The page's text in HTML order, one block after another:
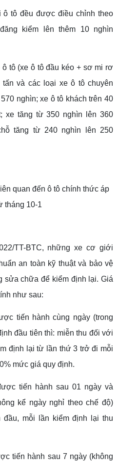
tô đều được điều chỉnh theo
kiểm lên thêm 10 nghìn
tô (xe ô tô đầu kéo + sơ mi rơ
tấn và các loại xe ô tô chuyên
nghìn; xe ô tô khách trên 40
xe tăng từ 350 nghìn lên 360
tăng từ 240 nghìn lên 250
TT-BTC, những xe cơ giới
an toàn kỹ thuật và bảo vệ
sửa chữa để kiểm định lại. Giá
như sau:
tiến hành cùng ngày (trong
đầu tiên thì: miễn thu đối với
định lại từ lần thứ 3 trở đi mỗi
mức giá quy định.
tiến hành sau 01 ngày và
kể ngày nghỉ theo chế độ)
mỗi lần kiểm định lại thu
tiến hành sau 7 ngày (không